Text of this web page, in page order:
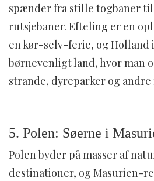
spænder fra stille togbaner
rutsjebaner. Efteling er en
en kør-selv-ferie, og Holland
børnevenligt land, hvor man
strande, dyreparker og
5. Polen: Søerne i
Polen byder på masser af
destinationer, og Masurien-